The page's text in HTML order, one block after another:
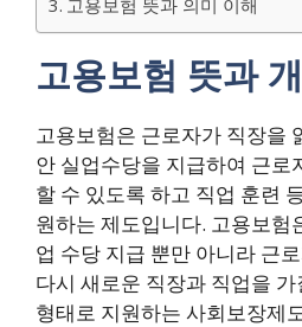
고용보험 뜻과
고용보험은 근로자가 직장을
안 실업수당을 지급하여 근로
할 수 있도록 하고 직업 훈련
원하는 제도입니다. 고용보험
업 수당 지급 뿐만 아니라 근
다시 새로운 직장과 직업을
형태로 지원하는 사회보장제